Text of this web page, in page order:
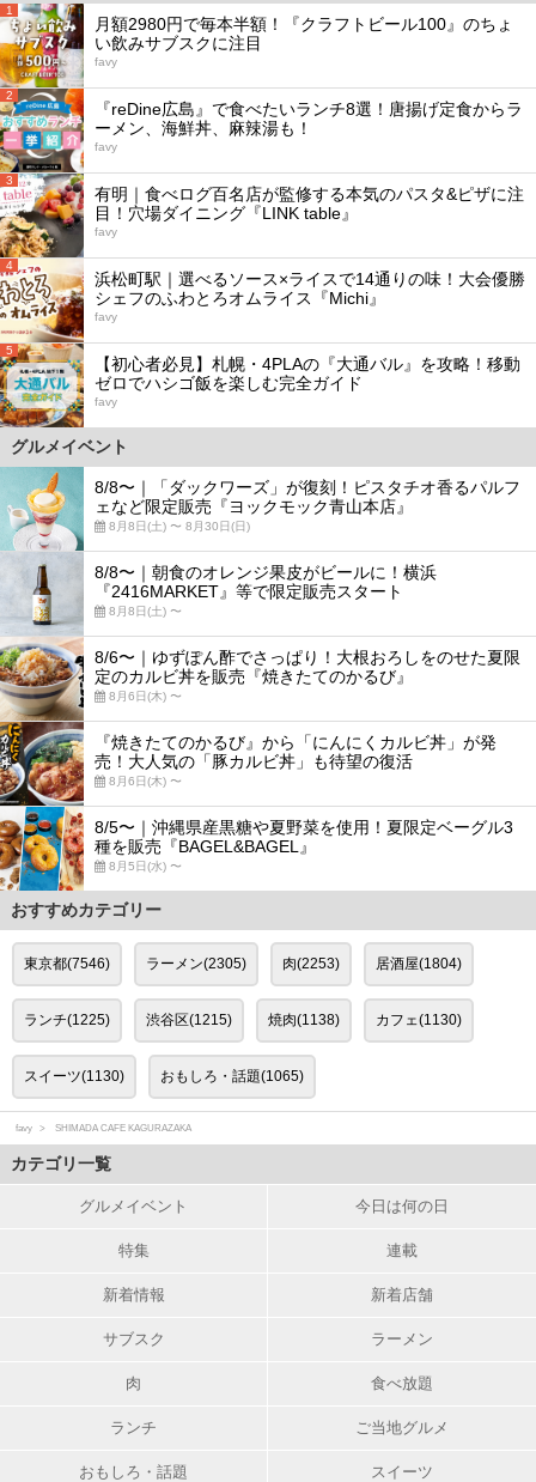
1
月額2980円で毎本半額！『クラフトビール100』のちょ
い飲みサブスクに注目
favy
2
『reDine広島』で食べたいランチ8選！唐揚げ定食からラ
ーメン、海鮮丼、麻辣湯も！
favy
3
有明｜食べログ百名店が監修する本気のパスタ&ピザに注
目！穴場ダイニング『LINK table』
favy
4
浜松町駅｜選べるソース×ライスで14通りの味！大会優勝
シェフのふわとろオムライス『Michi』
favy
5
【初心者必見】札幌・4PLAの『大通バル』を攻略！移動
ゼロでハシゴ飯を楽しむ完全ガイド
favy
グルメイベント
8/8〜｜「ダックワーズ」が復刻！ピスタチオ香るパルフ
ェなど限定販売『ヨックモック青山本店』
8月8日(土) 〜 8月30日(日)
8/8〜｜朝食のオレンジ果皮がビールに！横浜
『2416MARKET』等で限定販売スタート
8月8日(土) 〜
8/6〜｜ゆずぽん酢でさっぱり！大根おろしをのせた夏限
定のカルビ丼を販売『焼きたてのかるび』
8月6日(木) 〜
『焼きたてのかるび』から「にんにくカルビ丼」が発
売！大人気の「豚カルビ丼」も待望の復活
8月6日(木) 〜
8/5〜｜沖縄県産黒糖や夏野菜を使用！夏限定ベーグル3
種を販売『BAGEL&BAGEL』
8月5日(水) 〜
おすすめカテゴリー
東京都(7546) ラーメン(2305) 肉(2253) 居酒屋(1804)
ランチ(1225) 渋谷区(1215) 焼肉(1138) カフェ(1130)
スイーツ(1130) おもしろ・話題(1065)
favy SHIMADA CAFE KAGURAZAKA
カテゴリ一覧
グルメイベント 今日は何の日
特集 連載
新着情報 新着店舗
サブスク ラーメン
肉 食べ放題
ランチ ご当地グルメ
おもしろ・話題 スイーツ